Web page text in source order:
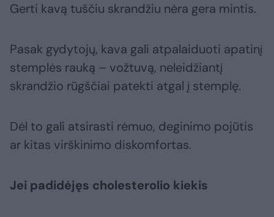
Gerti kavą tuščiu skrandžiu nėra gera mintis.
Pasak gydytojų, kava gali atpalaiduoti apatinį
stemplės rauką – vožtuvą, neleidžiantį
skrandžio rūgščiai patekti atgal į stemplę.
Dėl to gali atsirasti rėmuo, deginimo pojūtis
ar kitas virškinimo diskomfortas.
Jei padidėjęs cholesterolio kiekis